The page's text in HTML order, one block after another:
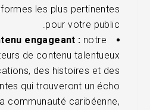
les plus pertinentes
pour votre public.
engageant : notre
de contenu talentueux
des histoires et des
qui trouveront un écho
communauté caribéenne,